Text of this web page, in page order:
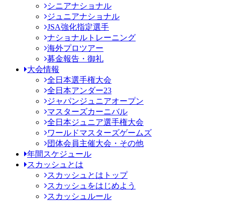
シニアナショナル
ジュニアナショナル
JSA強化指定選手
ナショナルトレーニング
海外プロツアー
募金報告・御礼
大会情報
全日本選手権大会
全日本アンダー23
ジャパンジュニアオープン
マスターズカーニバル
全日本ジュニア選手権大会
ワールドマスターズゲームズ
団体会員主催大会・その他
年間スケジュール
スカッシュとは
スカッシュとはトップ
スカッシュをはじめよう
スカッシュルール